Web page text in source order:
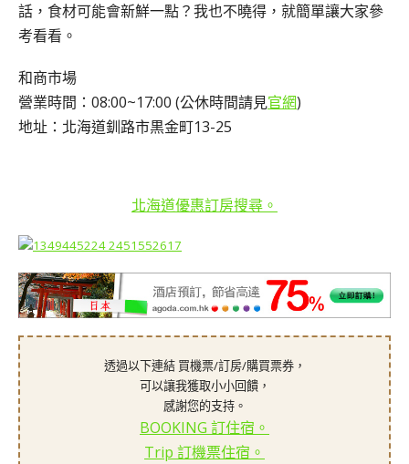
話，食材可能會新鮮一點？我也不曉得，就簡單讓大家參
考看看。
和商市場
營業時間：08:00~17:00 (公休時間請見官網)
地址：北海道釧路市黒金町13-25
北海道優惠訂房搜尋。
透過以下連結 買機票/訂房/購買票券，
可以讓我獲取小小回饋，
感謝您的支持。
BOOKING 訂住宿。
Trip 訂機票住宿。